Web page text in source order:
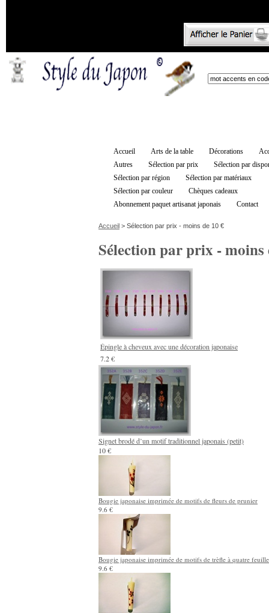
Accueil Arts de la table Décorations
Autres
Sélection par prix
Sélection par
Sélection par région
Sélection par matériaux
Sélection par couleur
Chèques cadeaux
Abonnement paquet artisanat japonais
Contact
Accueil > Sélection par prix - moins de 10 €
Sélection par prix - moins
Épingle à cheveux avec une décoration japonaise
7.2 €
Signet brodé d’un motif traditionnel japonais (petit)
10 €
Bougie japonaise imprimée de motifs de fleurs de prunier
9.6 €
Bougie japonaise imprimée de motifs de trèfle à quatre
9.6 €